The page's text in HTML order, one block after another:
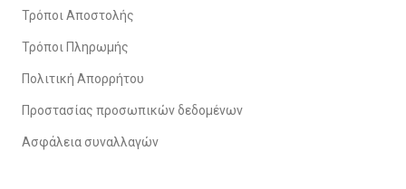
Τρόποι Αποστολής
Τρόποι Πληρωμής
Πολιτική Απορρήτου
Προστασίας προσωπικών δεδομένων
Ασφάλεια συναλλαγών